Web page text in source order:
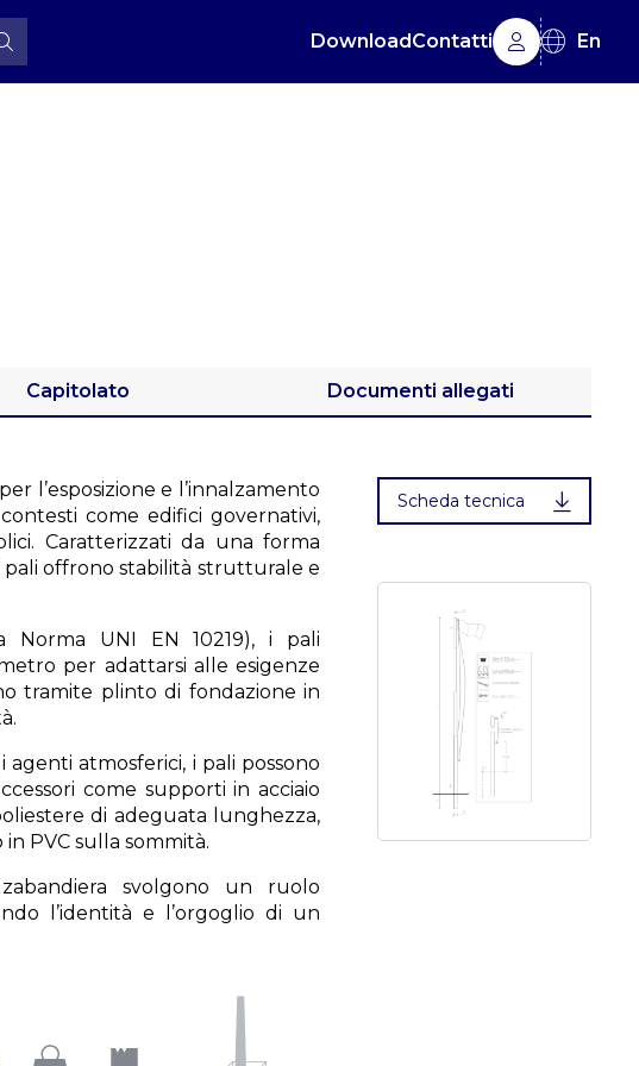
DownloadContatti En
l’esposizione e l’innalzamento
come edifici governativi,
Caratterizzati da una forma
pali offrono stabilità strutturale e
Norma UNI EN 10219), i pali
per adattarsi alle esigenze
tramite plinto di fondazione in
atmosferici, i pali possono
come supporti in acciaio
di adeguata lunghezza,
PVC sulla sommità.
svolgono un ruolo
l’identità e l’orgoglio di un
Scheda tecnica
Capitolato Documenti allegati